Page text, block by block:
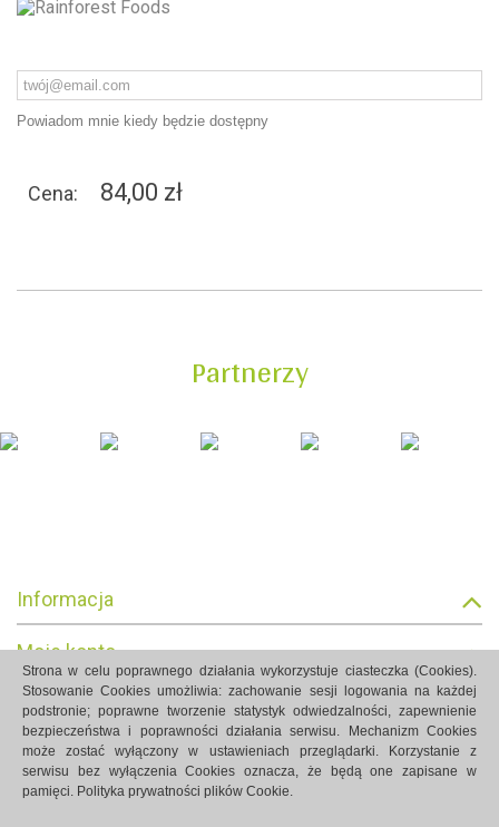
Strona w celu poprawnego działania wykorzystuje ciasteczka (Cookies).
Stosowanie Cookies umożliwia: zachowanie sesji logowania na każdej
podstronie; poprawne tworzenie statystyk odwiedzalności, zapewnienie
bezpieczeństwa i poprawności działania serwisu. Mechanizm Cookies
może zostać wyłączony w ustawieniach przeglądarki. Korzystanie z
serwisu bez wyłączenia Cookies oznacza, że będą one zapisane w
pamięci. Polityka prywatności plików Cookie.
Powiadom mnie kiedy będzie dostępny
Cena: 84,00 zł
Partnerzy
Informacja
Strony internetowe Białystok created by Rutcom
Moje konto
Informacja o sklepie